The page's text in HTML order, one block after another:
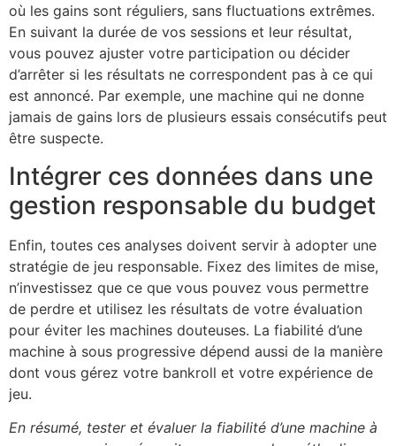
où les gains sont réguliers, sans fluctuations extrêmes.
En suivant la durée de vos sessions et leur résultat,
vous pouvez ajuster votre participation ou décider
d’arrêter si les résultats ne correspondent pas à ce qui
est annoncé. Par exemple, une machine qui ne donne
jamais de gains lors de plusieurs essais consécutifs peut
être suspecte.
Intégrer ces données dans une
gestion responsable du budget
Enfin, toutes ces analyses doivent servir à adopter une
stratégie de jeu responsable. Fixez des limites de mise,
n’investissez que ce que vous pouvez vous permettre
de perdre et utilisez les résultats de votre évaluation
pour éviter les machines douteuses. La fiabilité d’une
machine à sous progressive dépend aussi de la manière
dont vous gérez votre bankroll et votre expérience de
jeu.
En résumé, tester et évaluer la fiabilité d’une machine à